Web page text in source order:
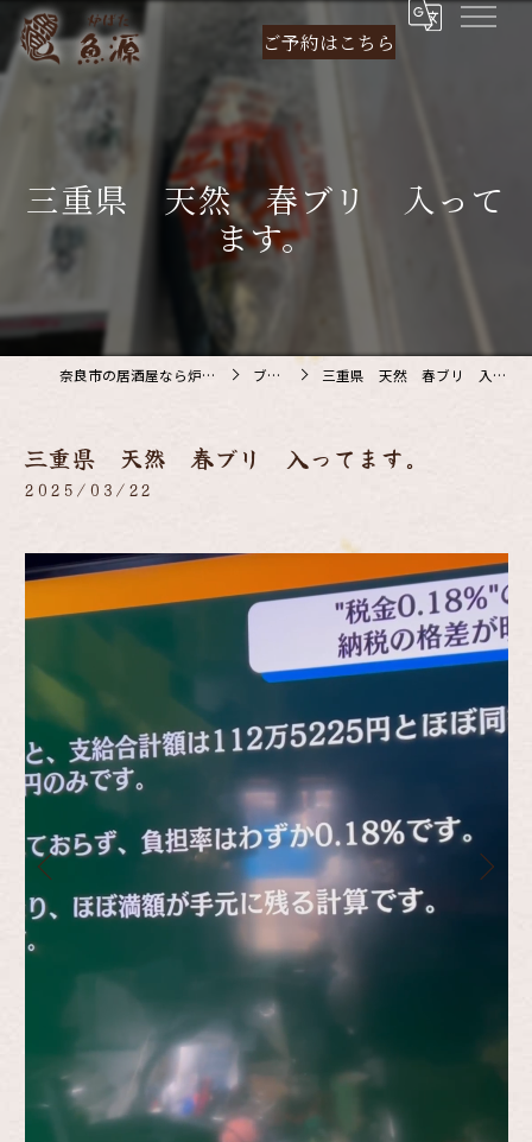
ご予約はこちら
三重県 天然 春ブリ 入って
ます。
奈良市の居酒屋なら炉ばた 魚源 ブログ 三重県 天然 春ブリ 入ってます。
三重県 天然 春ブリ 入ってます。
2025/03/22